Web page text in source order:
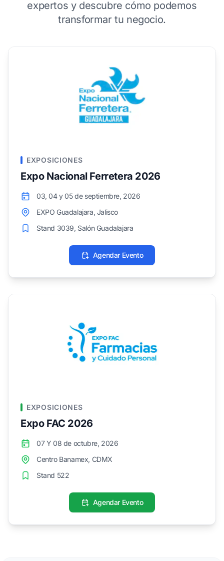
expertos y descubre cómo podemos
transformar tu negocio.
EXPOSICIONES
Expo Nacional Ferretera 2026
03, 04 y 05 de septiembre, 2026
EXPO Guadalajara, Jalisco
Stand 3039, Salón Guadalajara
Agendar Evento
EXPOSICIONES
Expo FAC 2026
07 Y 08 de octubre, 2026
Centro Banamex, CDMX
Stand 522
Agendar Evento